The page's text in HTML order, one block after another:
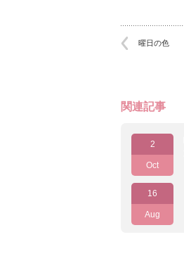
曜日の色
関連記事
2
Oct
16
Aug